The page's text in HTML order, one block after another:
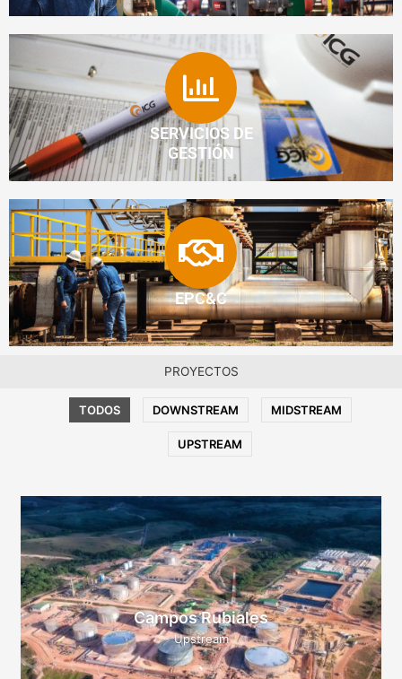
SERVICIOS DE
GESTIÓN
EPC&C
PROYECTOS
TODOS DOWNSTREAM MIDSTREAM
UPSTREAM
Campos Rubiales
Upstream